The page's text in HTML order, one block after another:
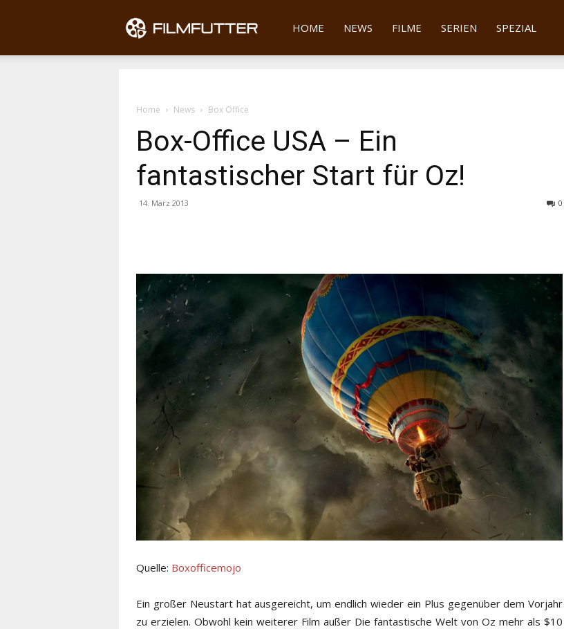
Filmfutter
HOME NEWS FILME SERIEN SPEZIAL
Home News Box Office
Box-Office USA – Ein
fantastischer Start für Oz!
14. März 2013 0
Quelle: Boxofficemojo
Ein großer Neustart hat ausgereicht, um endlich wieder ein Plus gegenüber dem Vorjahr
zu erzielen. Obwohl kein weiterer Film außer Die fantastische Welt von Oz mehr als $10